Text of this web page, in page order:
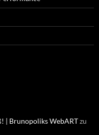
| Brunopoliks WebARTzu